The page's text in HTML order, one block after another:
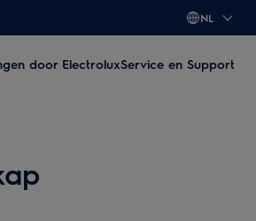
NL
door ElectroluxService en Support